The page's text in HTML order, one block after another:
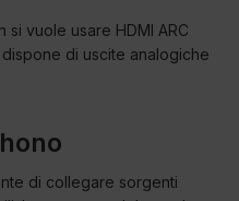
si vuole usare HDMI ARC
di uscite analogiche
di collegare sorgenti